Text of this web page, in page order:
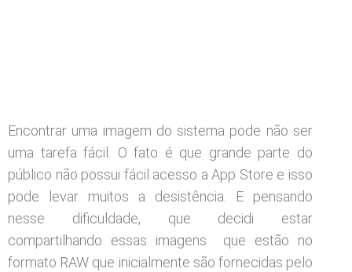
Encontrar uma imagem do sistema pode não ser
uma tarefa fácil. O fato é que grande parte do
público não possui fácil acesso a App Store e isso
pode levar muitos a desistência. E pensando
nesse dificuldade, que decidi estar
compartilhando essas imagens que estão no
formato RAW que inicialmente são fornecidas pelo